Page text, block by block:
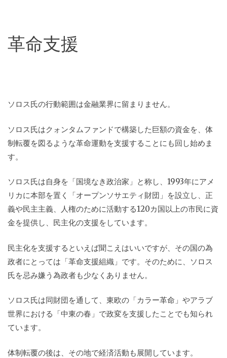
革命支援
ソロス氏の行動範囲は金融業界に留まりません。
ソロス氏はクォンタムファンドで構築した巨額の資金を、体
制転覆を図るような革命運動を支援することにも回し始めま
す。
ソロス氏は自身を「国境なき政治家」と称し、1993年にアメ
リカに本部を置く「オープンソサエティ財団」を設立し、正
義や民主主義、人権のために活動する120カ国以上の市民に資
金を提供し、民主化の支援をしています。
民主化を支援するといえば聞こえはいいですが、その国の為
政者にとっては「革命支援組織」です。そのために、ソロス
氏を忌み嫌う為政者も少なくありません。
ソロス氏は同財団を通して、東欧の「カラー革命」やアラブ
世界における「中東の春」で政変を支援したことでも知られ
ています。
体制転覆の後は、その地で経済活動も展開しています。